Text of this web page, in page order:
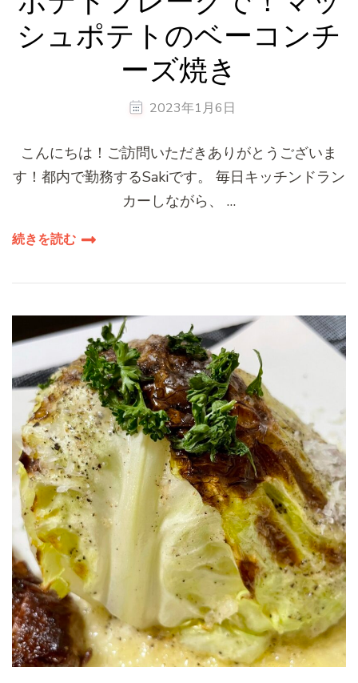
シュポテトのベーコンチ
ーズ焼き
2023年1月6日
こんにちは！ご訪問いただきありがとうございま
す！都内で勤務するSakiです。 毎日キッチンドラン
カーしながら、 …
続きを読む